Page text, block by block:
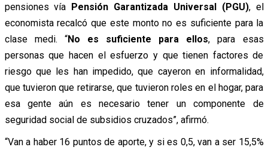
pensiones vía Pensión Garantizada Universal (PGU), el
economista recalcó que este monto no es suficiente para la
clase medi. “No es suficiente para ellos, para esas
personas que hacen el esfuerzo y que tienen factores de
riesgo que les han impedido, que cayeron en informalidad,
que tuvieron que retirarse, que tuvieron roles en el hogar, para
esa gente aún es necesario tener un componente de
seguridad social de subsidios cruzados”, afirmó.
“Van a haber 16 puntos de aporte, y si es 0,5, van a ser 15,5%